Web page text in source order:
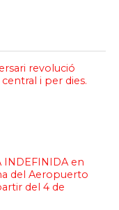
revolució
i per dies.
INDEFINIDA en
del Aeropuerto
del 4 de